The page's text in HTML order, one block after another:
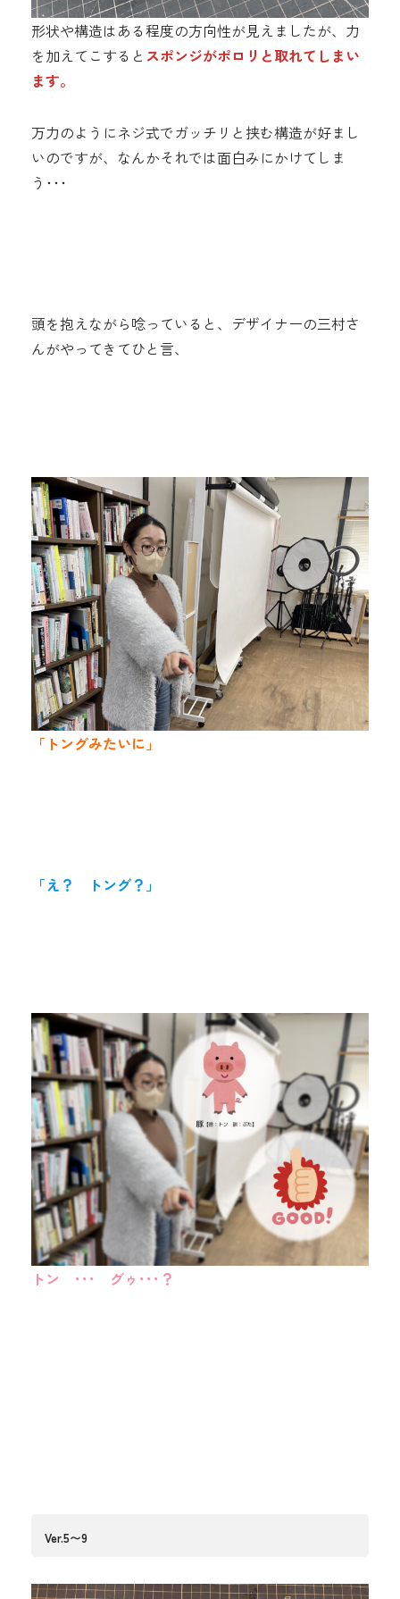
形状や構造はある程度の方向性が見えましたが、力
を加えてこすると スポンジがポロリと取れてしまい
ます。
万力のようにネジ式でガッチリと挟む構造が好まし
いのですが、なんかそれでは面白みにかけてしま
う･･･
頭を抱えながら唸っていると、デザイナーの三村さ
んがやってきてひと言、
「トングみたいに」
「え？ トング？」
トン ･･･ グゥ･･･？
Ver.5〜9